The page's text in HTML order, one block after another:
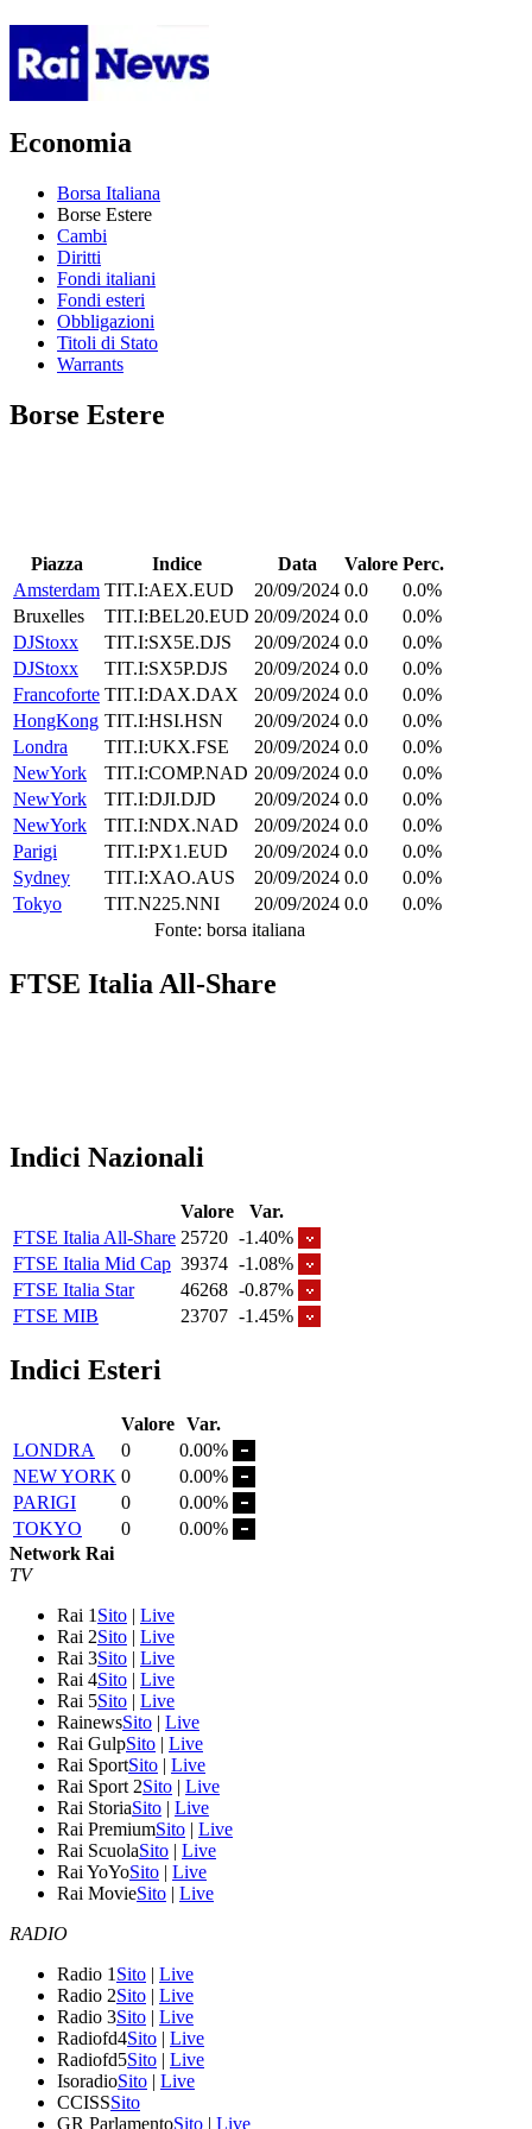
Economia
Borsa Italiana
Borse Estere
Cambi
Diritti
Fondi italiani
Fondi esteri
Obbligazioni
Titoli di Stato
Warrants
Borse Estere
Piazza Indice Data Valore Perc.
Amsterdam TIT.I:AEX.EUD 20/09/2024 0.0
0.0%
Bruxelles
TIT.I:BEL20.EUD 20/09/2024 0.0
0.0%
DJStoxx
TIT.I:SX5E.DJS 20/09/2024 0.0
0.0%
DJStoxx
TIT.I:SX5P.DJS 20/09/2024 0.0
0.0%
Francoforte TIT.I:DAX.DAX 20/09/2024 0.0
0.0%
HongKong TIT.I:HSI.HSN 20/09/2024 0.0
0.0%
Londra
TIT.I:UKX.FSE 20/09/2024 0.0
0.0%
NewYork
TIT.I:COMP.NAD 20/09/2024 0.0
0.0%
NewYork
TIT.I:DJI.DJD 20/09/2024 0.0
0.0%
NewYork
TIT.I:NDX.NAD 20/09/2024 0.0
0.0%
Parigi
TIT.I:PX1.EUD 20/09/2024 0.0
0.0%
Sydney
TIT.I:XAO.AUS 20/09/2024 0.0
0.0%
Tokyo
TIT.N225.NNI 20/09/2024 0.0
0.0%
Fonte: borsa italiana
FTSE Italia All-Share
Indici Nazionali
Valore
Var.
FTSE Italia All-Share 25720 -1.40%
FTSE Italia Mid Cap 39374 -1.08%
FTSE Italia Star
46268 -0.87%
FTSE MIB
23707 -1.45%
Indici Esteri
Valore Var.
LONDRA
0
0.00%
NEW YORK 0
0.00%
PARIGI
0
0.00%
TOKYO
0
0.00%
Network Rai
TV
Rai 1 Sito | Live
Rai 2Sito | Live
Rai 3Sito | Live
Rai 4Sito | Live
Rai 5Sito | Live
RainewsSito | Live
Rai GulpSito | Live
Rai SportSito | Live
Rai Sport 2Sito | Live
Rai StoriaSito | Live
Rai PremiumSito | Live
Rai ScuolaSito | Live
Rai YoYoSito | Live
Rai MovieSito | Live
RADIO
Radio 1 Sito | Live
Radio 2Sito | Live
Radio 3Sito | Live
Radiofd4Sito | Live
Radiofd5Sito | Live
IsoradioSito | Live
CCISSSito
GR ParlamentoSito | Live